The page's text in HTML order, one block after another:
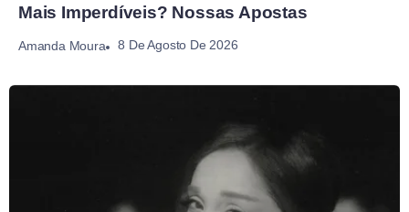
Mais Imperdíveis? Nossas Apostas
Amanda Moura 8 De Agosto De 2026